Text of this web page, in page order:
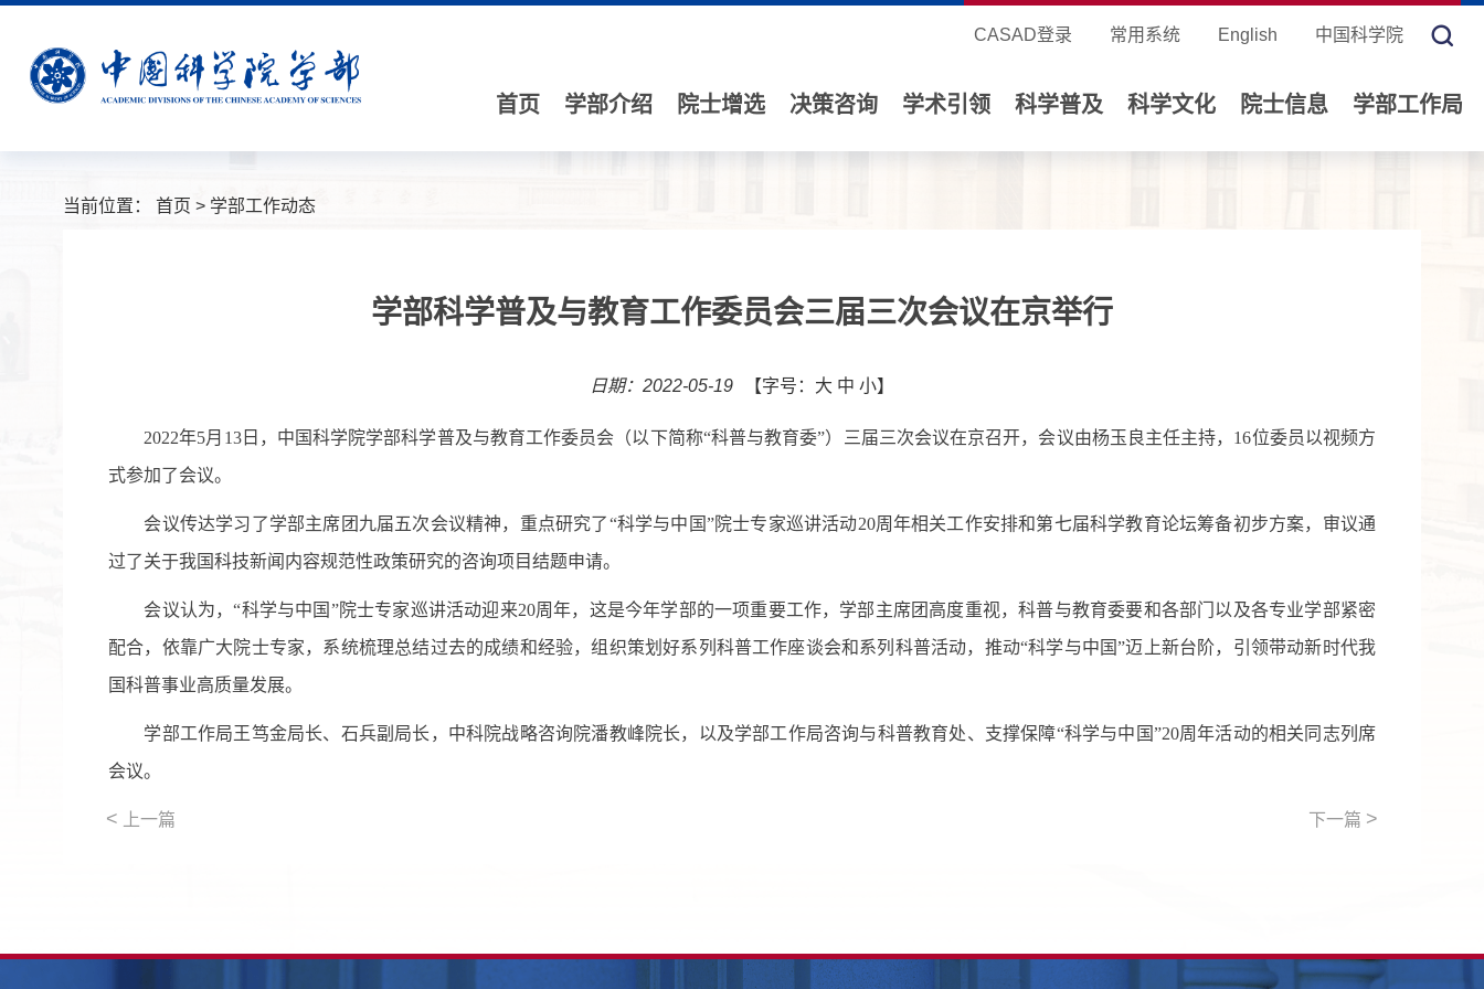
CASAD登录 常用系统 English 中国科学院
首页 学部介绍 院士增选 决策咨询 学术引领 科学普及 科学文化 院士信息 学部工作局
当前位置： 首页 > 学部工作动态
学部科学普及与教育工作委员会三届三次会议在京举行
日期：2022-05-19 【字号： 大 中 小】
2022年5月 13日，中国科学院学部科学普及与教育工作委员会（以下简称“科普与教育委”）三届三次会议在京召开，会议由杨玉良主任主持， 16位委员以视频方
式参加了会议。
会议传达学习了学部主席团九届五次会议精神，重点研究了“科学与中国”院士专家巡讲活动20周年相关工作安排和第七届科学教育论坛筹备初步方案，审议通
过了关于我国科技新闻内容规范性政策研究的咨询项目结题申请。
会议认为，“科学与中国”院士专家巡讲活动迎来20周年，这是今年学部的一项重要工作，学部主席团高度重视，科普与教育委要和各部门以及各专业学部紧密
配合，依靠广大院士专家，系统梳理总结过去的成绩和经验，组织策划好系列科普工作座谈会和系列科普活动，推动“科学与中国”迈上新台阶，引领带动新时代我
国科普事业高质量发展。
学部工作局王笃金局长、石兵副局长，中科院战略咨询院潘教峰院长，以及学部工作局咨询与科普教育处、支撑保障“科学与中国”20周年活动的相关同志列席
会议。
< 上一篇 下一篇 >